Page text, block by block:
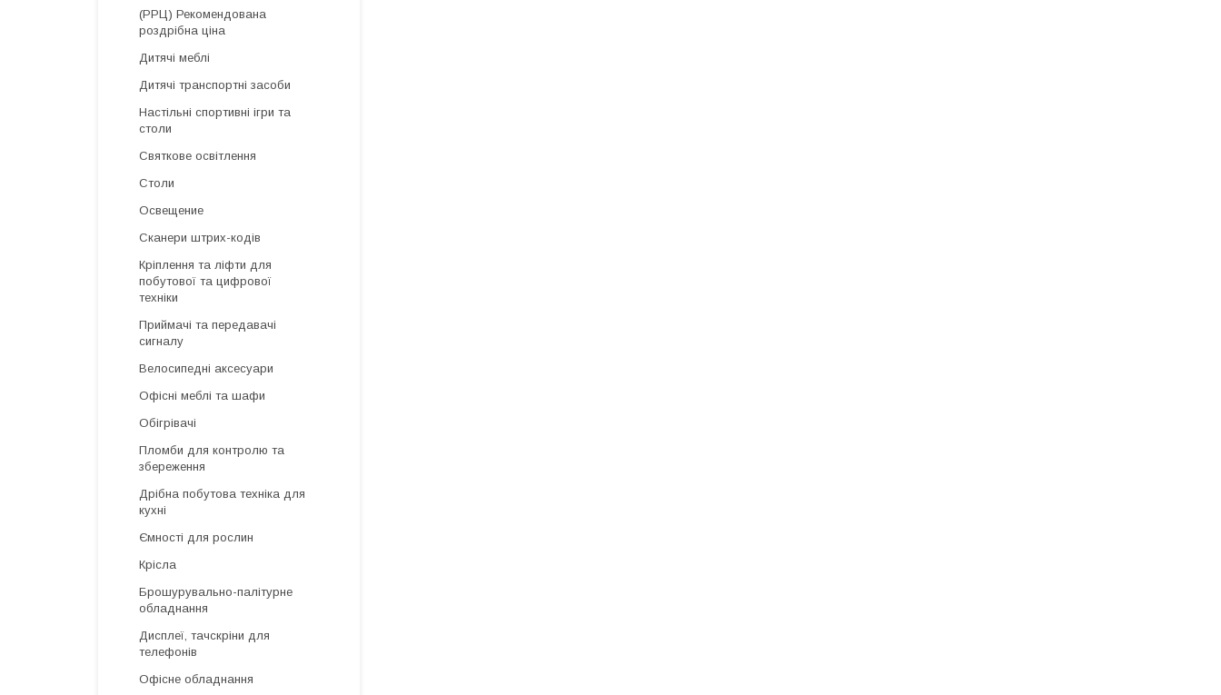
(РРЦ) Рекомендована
роздрібна ціна
Дитячі меблі
Дитячі транспортні засоби
Настільні спортивні ігри та
столи
Святкове освітлення
Столи
Освещение
Сканери штрих-кодів
Кріплення та ліфти для
побутової та цифрової
техніки
Приймачі та передавачі
сигналу
Велосипедні аксесуари
Офісні меблі та шафи
Обігрівачі
Пломби для контролю та
збереження
Дрібна побутова техніка для
кухні
Ємності для рослин
Крісла
Брошурувально-палітурне
обладнання
Дисплеї, тачскріни для
телефонів
Офісне обладнання